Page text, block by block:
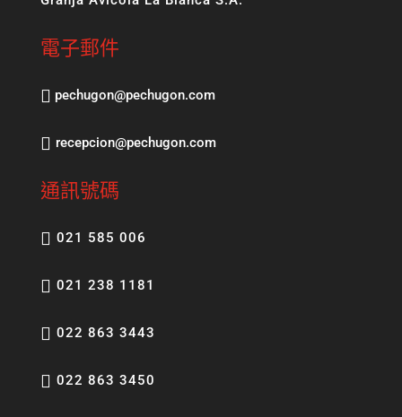
電子郵件
pechugon@pechugon.com
recepcion@pechugon.com
通訊號碼
021 585 006
021 238 1181
022 863 3443
022 863 3450